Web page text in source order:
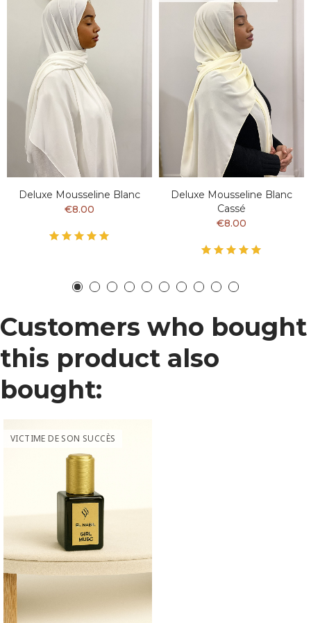
Deluxe Mousseline Blanc
€8.00
Deluxe Mousseline Blanc
Cassé
€8.00
Customers who bought
this product also
bought:
VICTIME DE SON SUCCÈS